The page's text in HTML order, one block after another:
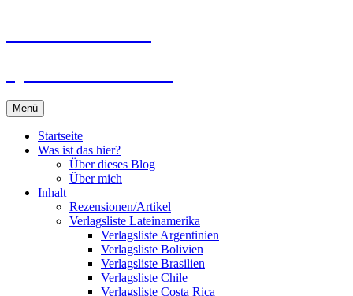
Menü
Startseite
Was ist das hier?
Über dieses Blog
Über mich
Inhalt
Rezensionen/Artikel
Verlagsliste Lateinamerika
Verlagsliste Argentinien
Verlagsliste Bolivien
Verlagsliste Brasilien
Verlagsliste Chile
Verlagsliste Costa Rica